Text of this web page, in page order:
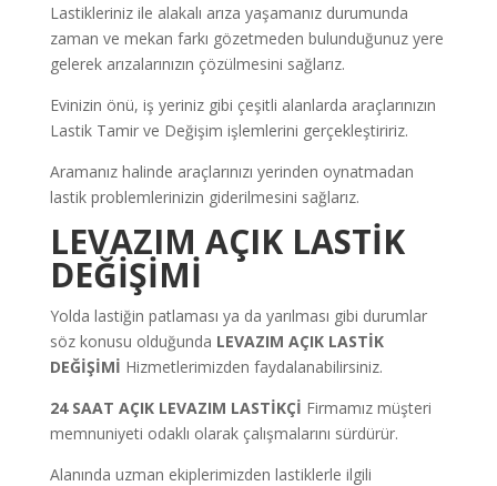
Lastikleriniz ile alakalı arıza yaşamanız durumunda
zaman ve mekan farkı gözetmeden bulunduğunuz yere
gelerek arızalarınızın çözülmesini sağlarız.
Evinizin önü, iş yeriniz gibi çeşitli alanlarda araçlarınızın
Lastik Tamir ve Değişim işlemlerini gerçekleştiririz.
Aramanız halinde araçlarınızı yerinden oynatmadan
lastik problemlerinizin giderilmesini sağlarız.
LEVAZIM AÇIK LASTİK
DEĞİŞİMİ
Yolda lastiğin patlaması ya da yarılması gibi durumlar
söz konusu olduğunda LEVAZIM AÇIK LASTİK
DEĞİŞİMİ Hizmetlerimizden faydalanabilirsiniz.
24 SAAT AÇIK LEVAZIM LASTİKÇİ Firmamız müşteri
memnuniyeti odaklı olarak çalışmalarını sürdürür.
Alanında uzman ekiplerimizden lastiklerle ilgili